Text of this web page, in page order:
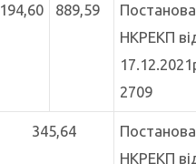
194,60 889,59
Постанова
НКРЕКП
2709
345,64
Постанова
НКРЕКП